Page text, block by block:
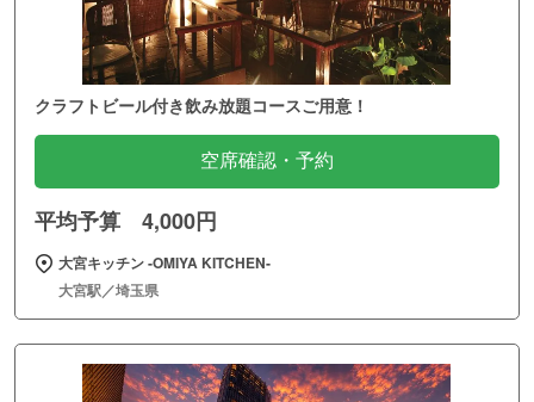
クラフトビール付き飲み放題コースご用意！
空席確認・予約
平均予算 4,000円
大宮キッチン ‐OMIYA KITCHEN‐
大宮駅／埼玉県